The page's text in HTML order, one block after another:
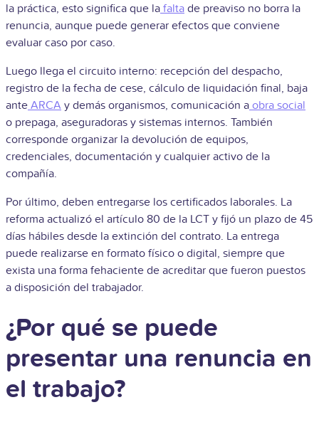
la práctica, esto significa que la falta de preaviso no borra la
renuncia, aunque puede generar efectos que conviene
evaluar caso por caso.
Luego llega el circuito interno: recepción del despacho,
registro de la fecha de cese, cálculo de liquidación final, baja
ante ARCA y demás organismos, comunicación a obra social
o prepaga, aseguradoras y sistemas internos. También
corresponde organizar la devolución de equipos,
credenciales, documentación y cualquier activo de la
compañía.
Por último, deben entregarse los certificados laborales. La
reforma actualizó el artículo 80 de la LCT y fijó un plazo de 45
días hábiles desde la extinción del contrato. La entrega
puede realizarse en formato físico o digital, siempre que
exista una forma fehaciente de acreditar que fueron puestos
a disposición del trabajador.
¿Por qué se puede
presentar una renuncia en
el trabajo?